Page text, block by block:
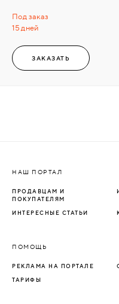
Под заказ
15 дней
ЗАКАЗАТЬ
НАШ ПОРТАЛ
ПРОДАВЦАМ И
ПОКУПАТЕЛЯМ
ИНТЕРЕСНЫЕ СТАТЬИ
ПОМОЩЬ
РЕКЛАМА НА ПОРТАЛЕ
ТАРИФЫ